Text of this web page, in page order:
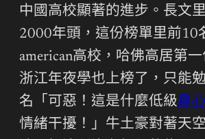
中國高校顯著的進步。長文
2000年頭，這份榜單里前10
american高校，哈佛高居第
浙江年夜學也上榜了，只能
名「可惡！這是什麼低級身
情緒干擾！」牛土豪對著天